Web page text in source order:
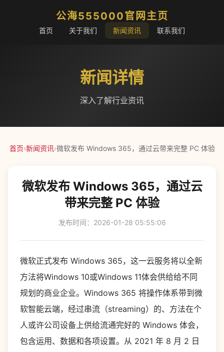
公海555000官网主页
首页 关于我们 新闻资讯 联系我们
新闻详情
深入了解行业资讯
首页›新闻资讯›微软发布 Windows 365，通过云带来完整 PC 体验
微软发布 Windows 365，通过云
带来完整 PC 体验
发布时间：2026-01-28 05:55:06
微软正式发布 Windows 365，这一云服务将以全新
方法将Windows 10或Windows 11体会供给给不同
规划的商业企业。Windows 365 将操作体系带到微
软智能云端，经过串流（streaming）的、方法在个
人或许公司设备上供给流通完好的 Windows 体会，
包含运用、数据和各项设置。从 2021 年 8 月 2 日